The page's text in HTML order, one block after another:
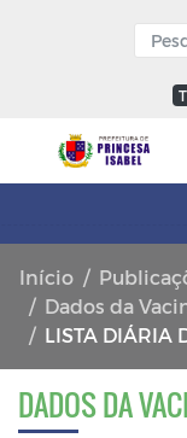
Início
Dados da
LISTA DIÁRIA DE PROFISSIONAIS IMUNIZADOS NO MUNICÍPIO
DADOS DA